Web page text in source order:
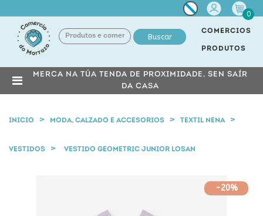
Miña
conta
0
Buscar
COMERCIOS
PRODUTOS
MERCA NA TÚA TENDA DE PROXIMIDADE, SEN SAÍR
DA CASA
INICIO MODA, CALZADO E ACCESORIOS TEXTIL NENA
VESTIDOS VESTIDO GEOMETRIC JUNIOR LOSAN
-20%